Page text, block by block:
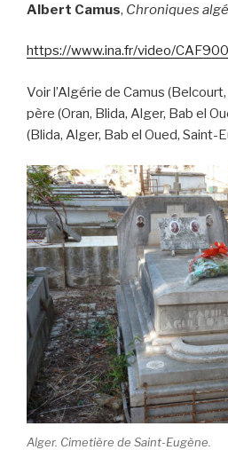
Albert Camus, Chroniques
https://www.ina.fr/video/
Voir l’Algérie de Camus
père (Oran, Blida, Alger, Bab el
(Blida, Alger, Bab el Oued, Saint-
Alger. Cimetière de Saint-Eugène.